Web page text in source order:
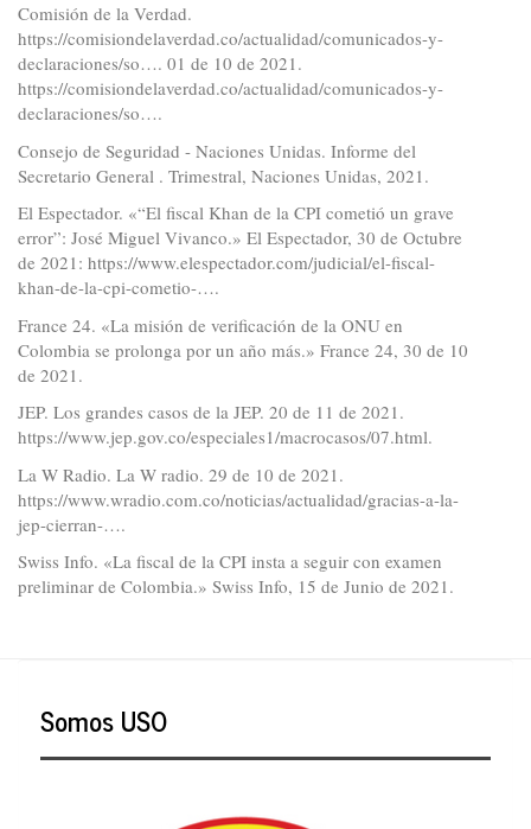
Comisión de la Verdad.
https://comisiondelaverdad.co/actualidad/comunicados-y-
declaraciones/so…. 01 de 10 de 2021.
https://comisiondelaverdad.co/actualidad/comunicados-y-
declaraciones/so….
Consejo de Seguridad - Naciones Unidas. Informe del
Secretario General . Trimestral, Naciones Unidas, 2021.
El Espectador. «“El fiscal Khan de la CPI cometió un grave
error”: José Miguel Vivanco.» El Espectador, 30 de Octubre
de 2021: https://www.elespectador.com/judicial/el-fiscal-
khan-de-la-cpi-cometio-….
France 24. «La misión de verificación de la ONU en
Colombia se prolonga por un año más.» France 24, 30 de 10
de 2021.
JEP. Los grandes casos de la JEP. 20 de 11 de 2021.
https://www.jep.gov.co/especiales1/macrocasos/07.html.
La W Radio. La W radio. 29 de 10 de 2021.
https://www.wradio.com.co/noticias/actualidad/gracias-a-la-
jep-cierran-….
Swiss Info. «La fiscal de la CPI insta a seguir con examen
preliminar de Colombia.» Swiss Info, 15 de Junio de 2021.
Somos USO